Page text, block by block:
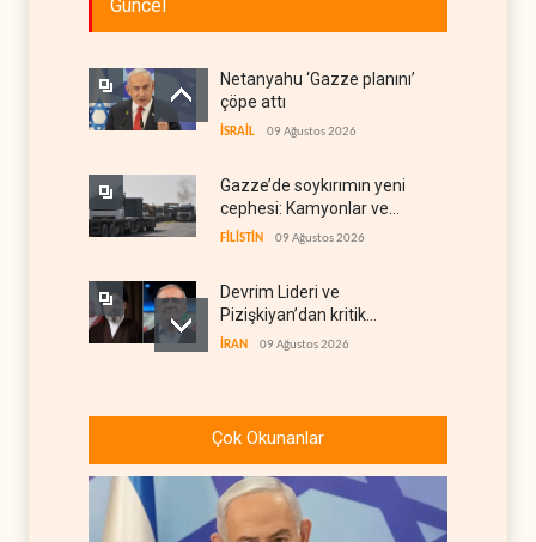
Güncel
Netanyahu ‘Gazze planını’
çöpe attı
İSRAİL 09 Ağustos 2026
Gazze’de soykırımın yeni
cephesi: Kamyonlar ve
sürücüler de hedefte
FİLİSTİN 09 Ağustos 2026
Devrim Lideri ve
Pizişkiyan’dan kritik
görüşme
İRAN 09 Ağustos 2026
güçlere büyük operasyon
Grönland’da izinsiz sondaj
hamlesi
Çok Okunanlar